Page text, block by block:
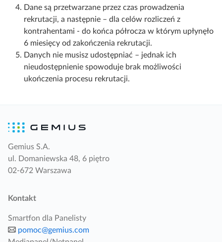
Dane są przetwarzane przez czas prowadzenia
rekrutacji, a następnie – dla celów rozliczeń z
kontrahentami - do końca półrocza w którym upłynęło
6 miesięcy od zakończenia rekrutacji.
Danych nie musisz udostępniać – jednak ich
nieudostępnienie spowoduje brak możliwości
ukończenia procesu rekrutacji.
Gemius S.A.
ul. Domaniewska 48, 6 piętro
02-672 Warszawa
Kontakt
Smartfon dla Panelisty
pomoc@gemius.com